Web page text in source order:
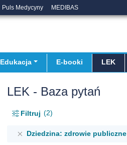
Puls Medycyny MEDIBAS
Edukacja E-booki LEK
LEK - Baza pytań
Filtruj 2
Dziedzina: zdrowie publiczne